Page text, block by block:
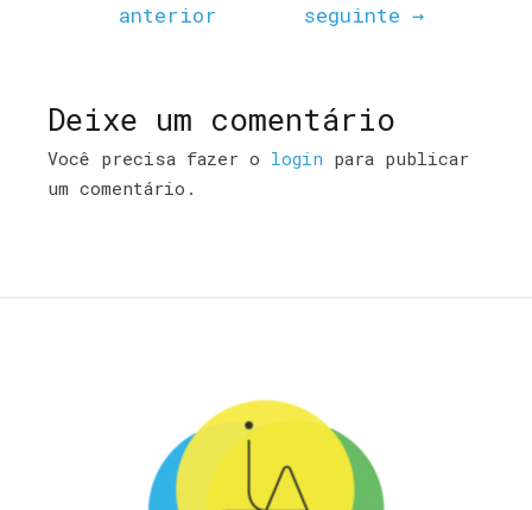
anterior
seguinte→
Deixe um comentário
Você precisa fazer o login para publicar
um comentário.